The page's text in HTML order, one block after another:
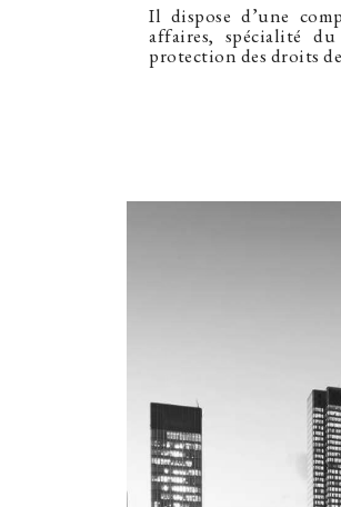
Il dispose d’une
affaires, spécialité
protection des droits